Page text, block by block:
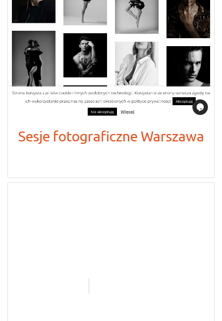
Sesje fotograficzne Warszawa